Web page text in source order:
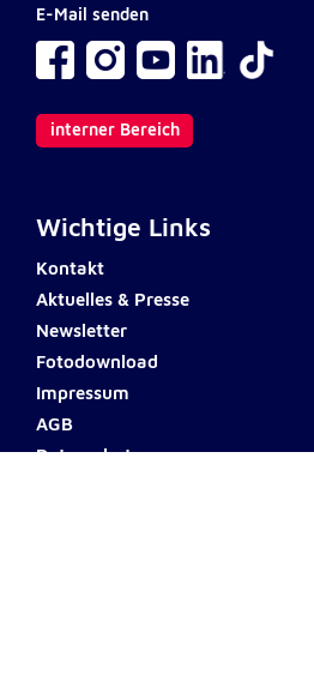
E-Mail senden
interner Bereich
Wichtige Links
Kontakt
Aktuelles & Presse
Newsletter
Fotodownload
Impressum
AGB
Datenschutz